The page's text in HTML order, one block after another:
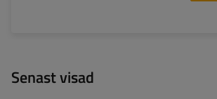
Senast visad